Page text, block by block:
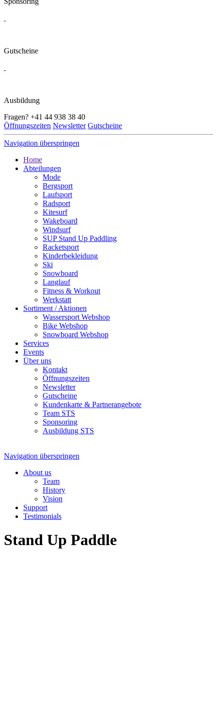
Gutscheine
Ausbildung
Fragen? +41 44 938 38 40
Öffnungszeiten Newsletter Gutscheine
Navigation überspringen
Home
Abteilungen
Mode
Bergsport
Laufsport
Radsport
Kitesurf
Wakeboard
Windsurf
SUP Stand Up Paddling
Racketsport
Kinderbekleidung
Ski
Snowboard
Langlauf
Fitness & Workout
Werkstatt
Sortiment / Aktionen
Wassersport Webshop
Bike Webshop
Snowboard Webshop
Services
Events
Über uns
Kontakt
Öffnungszeiten
Newsletter
Gutscheine
Kundenkarte & Partnerangebote
Team STS
Sponsoring
Ausbildung STS
Navigation überspringen
About us
Team
History
Vision
Support
Testimonials
Stand Up Paddle